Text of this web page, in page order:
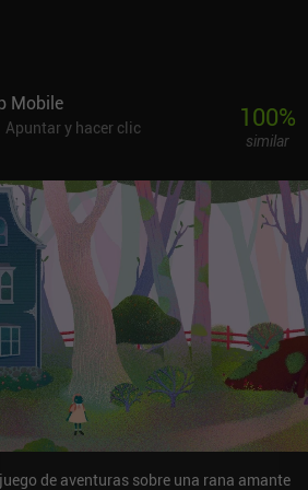
Mobile
Apuntar y hacer clic
100%
similar
de aventuras sobre una rana amante